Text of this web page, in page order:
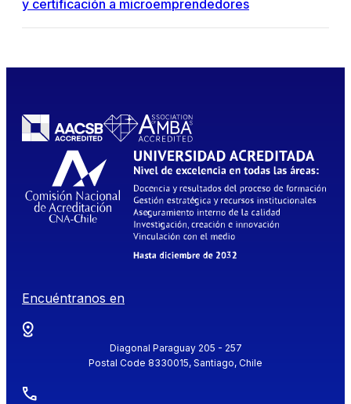
y certificación a microemprendedores
Encuéntranos en
Diagonal Paraguay 205 - 257
Postal Code 8330015, Santiago, Chile